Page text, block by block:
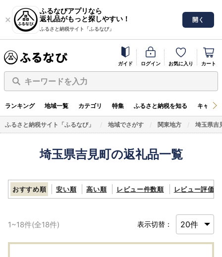
ふるなびアプリなら
返礼品がもっと探しやすい！
ふるさと納税サイト「ふるなび」
開く
ガイド ログイン お気に入り カート
キーワードを入力
ランキング 地域一覧 カテゴリ 特集 ふるさと納税を知る キャン
ふるさと納税サイト「ふるなび」 地域でさがす 関東地方 埼玉県吉
埼玉県吉見町の返礼品一覧
おすすめ順 安い順 高い順 レビュー件数順 レビュー評価順
1~18件(全18件) 表示切替：